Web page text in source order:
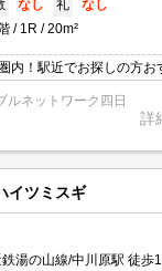
なし 礼
なし
1R 20m²
内！駅近でお探しの方お
エアコン♪エアコン付き
◎ルネットワーク四日
詳
イツミスギ
湯の山線/中川原駅 徒歩